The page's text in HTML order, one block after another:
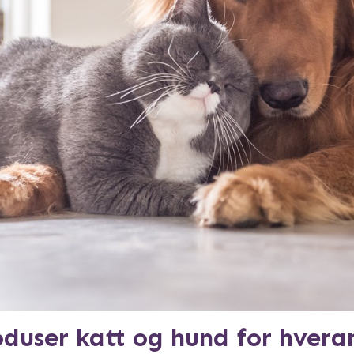
katt og hund for